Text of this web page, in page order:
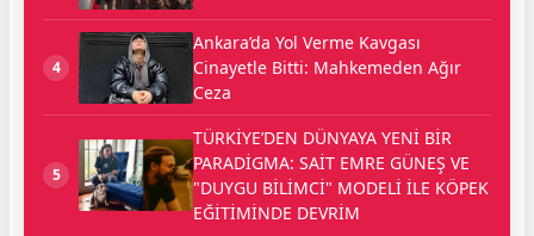
4
Ankara’da Yol Verme Kavgası
Cinayetle Bitti: Mahkemeden Ağır
Ceza
5
TÜRKİYE’DEN DÜNYAYA YENİ BİR
PARADİGMA: SAİT EMRE GÜNEŞ VE
"DUYGU BİLİMCİ" MODELİ İLE KÖPEK
EĞİTİMİNDE DEVRİM